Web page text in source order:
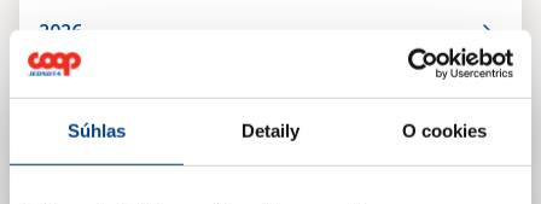
Súhlas Detaily O cookies
2026
2025